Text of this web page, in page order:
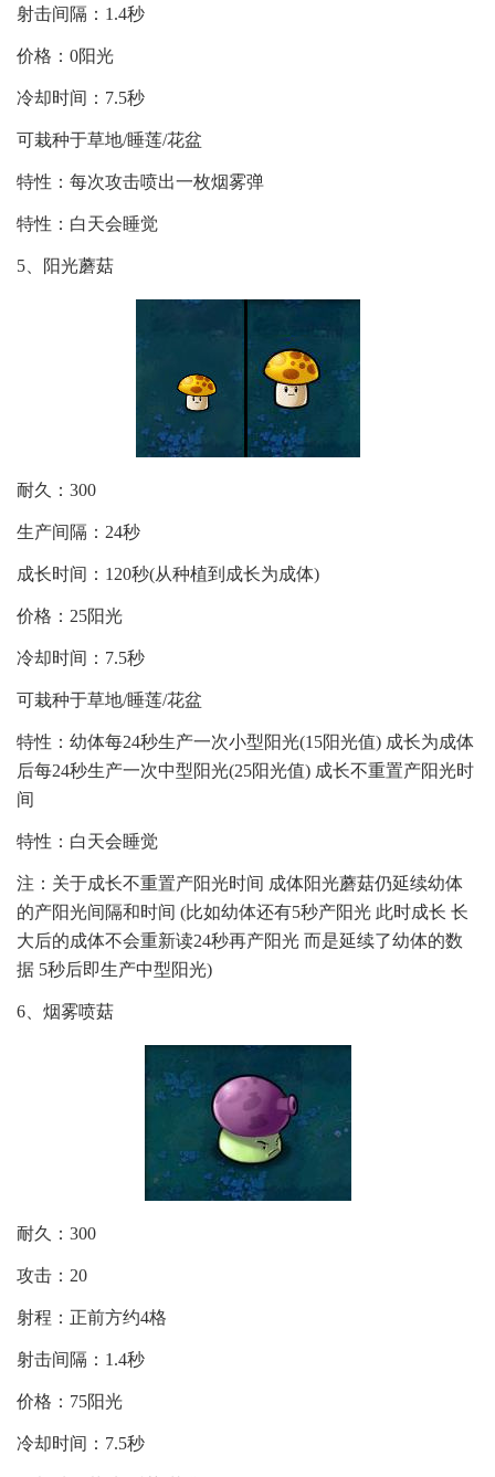
射击间隔：1.4秒
价格：0阳光
冷却时间：7.5秒
可栽种于草地/睡莲/花盆
特性：每次攻击喷出一枚烟雾弹
特性：白天会睡觉
5、阳光蘑菇
耐久：300
生产间隔：24秒
成长时间：120秒(从种植到成长为成体)
价格：25阳光
冷却时间：7.5秒
可栽种于草地/睡莲/花盆
特性：幼体每24秒生产一次小型阳光(15阳光值) 成长为成体
后每24秒生产一次中型阳光(25阳光值) 成长不重置产阳光时
间
特性：白天会睡觉
注：关于成长不重置产阳光时间 成体阳光蘑菇仍延续幼体
的产阳光间隔和时间 (比如幼体还有5秒产阳光 此时成长 长
大后的成体不会重新读24秒再产阳光 而是延续了幼体的数
据 5秒后即生产中型阳光)
6、烟雾喷菇
耐久：300
攻击：20
射程：正前方约4格
射击间隔：1.4秒
价格：75阳光
冷却时间：7.5秒